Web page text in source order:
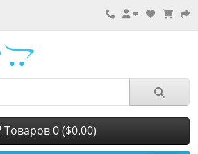
Товаров 0 ($0.00)